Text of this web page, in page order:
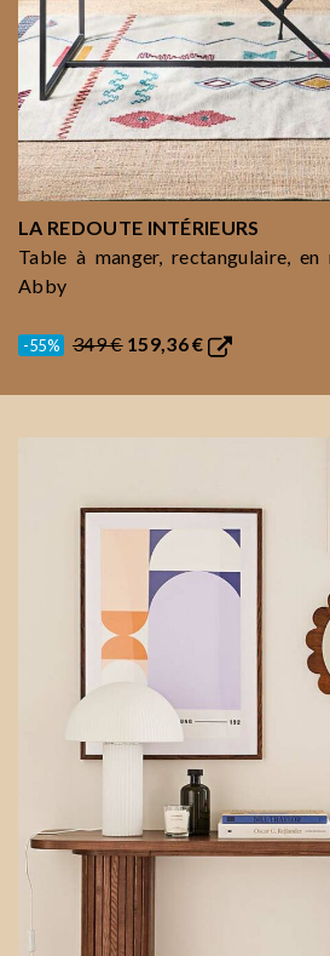
LA REDOUTE INTÉRIEURS
Table à manger, rectangulaire,
Abby
-55% 349 € 159,36 €